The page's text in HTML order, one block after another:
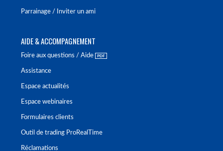
Parrainage / Inviter un ami
AIDE & ACCOMPAGNEMENT
Foire aux questions / Aide
Assistance
Espace actualités
Espace webinaires
Formulaires clients
Outil de trading ProRealTime
Réclamations